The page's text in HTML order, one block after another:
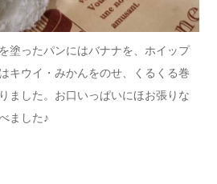
塗ったパンにはバナナを、ホイップ
キウイ・みかんをのせ、くるくる巻
ました。お口いっぱいにほお張りな
ました♪